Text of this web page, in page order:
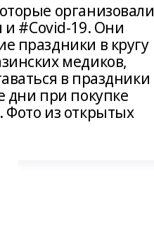
организовали
#Covid-19. Они
праздники в кругу
медиков,
в праздники
дни при покупке
Фото из открытых